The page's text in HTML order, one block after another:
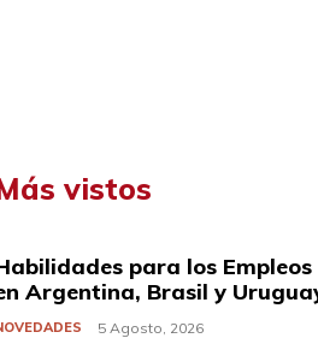
vistos
para los
Argentina, Brasil y
5 Agosto, 2026